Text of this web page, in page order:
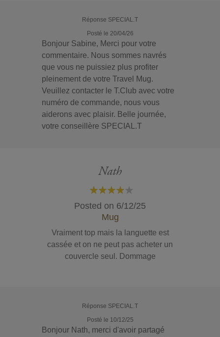
Réponse SPECIAL.T
Posté le 20/04/26
Bonjour Sabine, Merci pour votre
commentaire. Nous sommes navrés
que vous ne puissiez plus profiter
pleinement de votre Travel Mug.
Veuillez contacter le T.Club avec votre
numéro de commande, nous vous
aiderons avec plaisir. Belle journée,
votre conseillère SPECIAL.T
Nath
Posted on 6/12/25
Mug
Vraiment top mais la languette est
cassée et on ne peut pas acheter un
couvercle seul. Dommage
Réponse SPECIAL.T
Posté le 10/12/25
Bonjour Nath, merci d'avoir partagé